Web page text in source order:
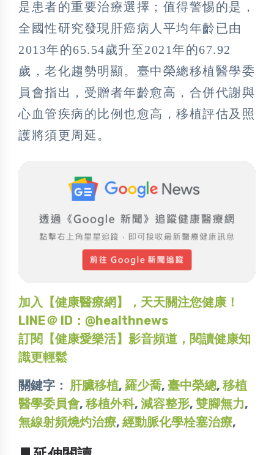
是患者的重要治療選擇；值得警惕的是，
全國性研究發現肝癌病人平均年齡已由
2013年的65.54歲升至2021年的67.92
歲，老化趨勢明顯。臺中榮總移植醫學委
員會指出，受贈者年齡愈高，合併代謝與
心血管疾病的比例也愈高，移植評估及照
護將須更周延。
加入【健康醫療網】，天天關注您健康！
LINE＠ ID：@healthnews
訂閱【健康愛樂活】影音頻道，閱讀健康知
識更輕鬆
關鍵字： 肝臟移植, 羅少喬, 臺中榮總, 移植
醫學委員會, 移植外科, 減容整形, 雙腳無力,
無線射頻燒灼治療, 經動脈化學栓塞治療,